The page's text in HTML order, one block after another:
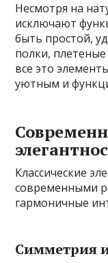
Несмотря на
исключают
быть простой,
полки,
все это
уютным и
Классические
современными
гармоничные
Симметрия